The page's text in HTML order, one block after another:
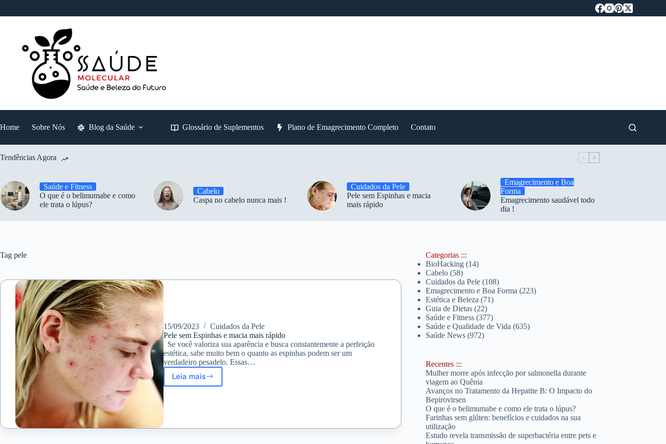
Home Sobre Nós Blog da Saúde Glossário de Suplementos Plano de Emagrecimento Completo Contato
Tendências Agora
Saúde e Fitness
O que é o belimumabe e como
ele trata o lúpus?
Cabelo
Caspa no cabelo nunca mais !
Cuidados da Pele
Pele sem Espinhas e macia
mais rápido
Emagrecimento e Boa
Forma
Emagrecimento saudável todo
dia !
Tag pele
15/09/2023
Cuidados da Pele
Pele sem Espinhas e macia mais rápido
Se você valoriza sua aparência e busca constantemente a perfeição
estética, sabe muito bem o quanto as espinhas podem ser um
verdadeiro pesadelo. Essas…
Leia mais
Pele
mais
Categorias :::
BioHacking(14)
Cabelo(58)
Cuidados da Pele(108)
Emagrecimento e Boa Forma (223)
Estética e Beleza (71)
Guia de Dietas(22)
Saúde e Fitness(377)
Saúde e Qualidade de Vida (635)
Saúde News(972)
Recentes :::
Mulher morre após infecção por salmonella durante
viagem ao Quênia
Avanços no Tratamento da Hepatite B: O Impacto do
Bepirovirsen
O que é o belimumabe e como ele trata o lúpus?
Farinhas sem glúten: benefícios e cuidados na sua
utilização
Estudo revela transmissão de superbactéria entre pets e